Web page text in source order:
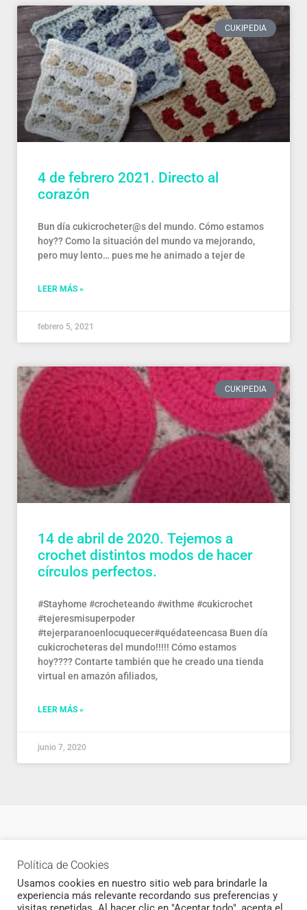
CUKIPEDIA
4 de febrero 2021. Directo al
corazón
Bun día cukicrocheter@s del mundo. Cómo estamos
hoy?? Como la situación del mundo va mejorando,
pero muy lento… pues me he animado a tejer de
LEER MÁS »
febrero 5, 2021
CUKIPEDIA
14 de abril de 2020. Tejemos a
crochet distintos modos de hacer
círculos perfectos.
#Stayhome #crocheteando #withme #cukicrochet
#tejeresmisuperpoder
#tejerparanoenlocuquecer#quédateencasa Buen día
cukicrocheteras del mundo!!!!! Cómo estamos
hoy???? Contarte también que he creado una tienda
virtual en amazón afiliados,
LEER MÁS »
junio 7, 2020
Política de Cookies
Usamos cookies en nuestro sitio web para brindarle la
experiencia más relevante recordando sus preferencias y